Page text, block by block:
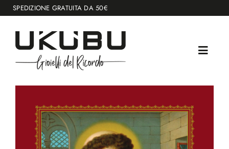
Salta
al
contenuto
GRATUITA DA 50€